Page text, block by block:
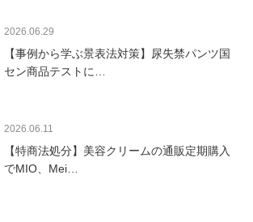
2026.06.29
【事例から学ぶ景表法対策】尿失禁パンツ国
セン商品テストに…
2026.06.11
【特商法処分】美容クリームの通販定期購入
でMIO、Mei…